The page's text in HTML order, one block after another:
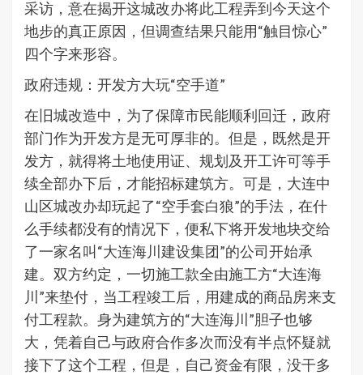
采访，意在揭开这城改办将此工程弄到今天这个
地步的真正原因，但调查结果只能用“触目惊心”
四个字来形容。
政府违规：开发方大玩“空手道”
在旧城改造中，为了保障市民能顺利回迁，政府
部门作为开发方是无可厚非的。但是，既然是开
发方，就得将土地使用证、规划及开工许可等手
续全部办下后，才能招标建筑方。可是，大连中
山区城改办却玩起了“空手套白狼”的手法，在什
么手续都没有的情况下，便私下将开发地块交给
了一家名叫“大连海川建设集团”的公司开始承
建。双方约定，一切施工款全由施工方“大连海
川”来垫付，当工程竣工后，用建成的商品房来支
付工程款。身为建筑方的“大连海川”胆子也够
大，凭着自己与政府合作多次而没有半点怀疑就
接下了这个工程，但是，自己资金有限，没干多